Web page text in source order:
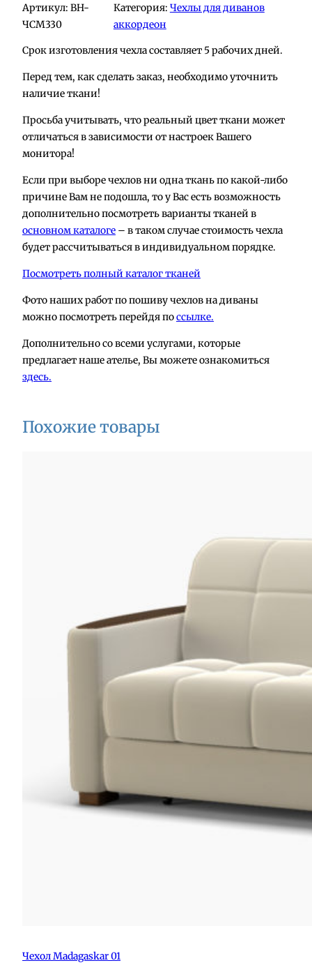
Артикул: BH-
ЧСМ330
Категория: Чехлы для диванов
аккордеон
Срок изготовления чехла составляет 5 рабочих дней.
Перед тем, как сделать заказ, необходимо уточнить
наличие ткани!
Просьба учитывать, что реальный цвет ткани может
отличаться в зависимости от настроек Вашего
монитора!
Если при выборе чехлов ни одна ткань по какой-либо
причине Вам не подошла, то у Вас есть возможность
дополнительно посмотреть варианты тканей в
основном каталоге – в таком случае стоимость чехла
будет рассчитываться в индивидуальном порядке.
Посмотреть полный каталог тканей
Фото наших работ по пошиву чехлов на диваны
можно посмотреть перейдя поссылке.
Дополнительно со всеми услугами, которые
предлагает наше ателье, Вы можете ознакомиться
здесь.
Похожие товары
Чехол Madagaskar 01